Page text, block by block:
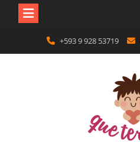
content
+593 9 928 53719